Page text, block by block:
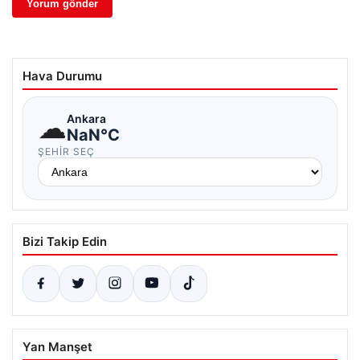
Hava Durumu
☁Ankara
NaN°C
ŞEHIR SEÇ
Bizi Takip Edin
Yan Manşet